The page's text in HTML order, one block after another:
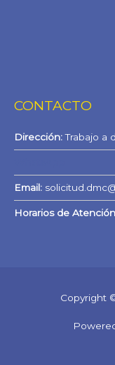
CONTACTO
Dirección:Trabajo a
Email:
Horarios de
Copyright